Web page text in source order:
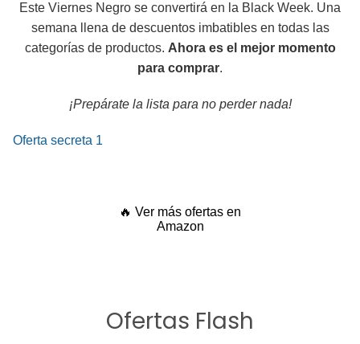
Este Viernes Negro se convertirá en la Black Week. Una
semana llena de descuentos imbatibles en todas las
categorías de productos. Ahora es el mejor momento
para comprar.
¡Prepárate la lista para no perder nada!
Oferta secreta 1
🔥 Ver más ofertas en
Amazon
Ofertas Flash